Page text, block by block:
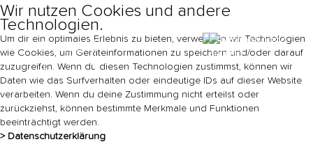
Wir nutzen Cookies und andere
Technologien.
Um dir ein optimales Erlebnis zu bieten, verwenden wir Technologien
wie Cookies, um Geräteinformationen zu speichern und/oder darauf
zuzugreifen. Wenn du diesen Technologien zustimmst, können wir
Daten wie das Surfverhalten oder eindeutige IDs auf dieser Website
verarbeiten. Wenn du deine Zustimmung nicht erteilst oder
zurückziehst, können bestimmte Merkmale und Funktionen
beeinträchtigt werden.
> Datenschutzerklärung
Ticket